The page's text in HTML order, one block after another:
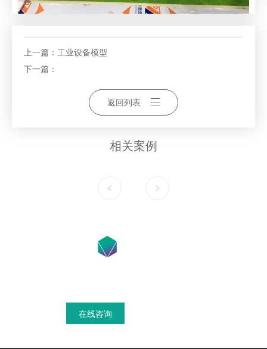
上一篇： 工业设备模型
下一篇：
返回列表
相关案例
在线咨询